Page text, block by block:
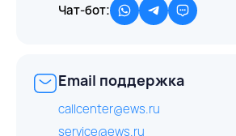
Чат-бот:
Email поддержка
callcenter@ews.ru
service@ews.ru